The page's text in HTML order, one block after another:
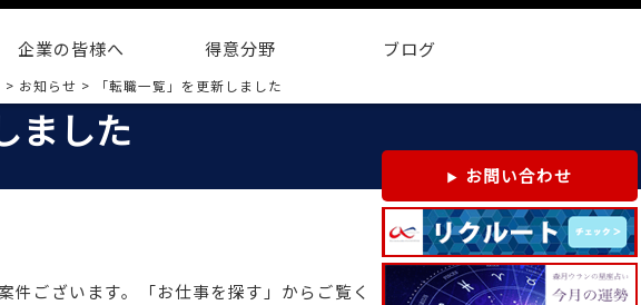
企業の皆様へ 得意分野 ブログ
> お知らせ > 「転職一覧」を更新しました
ました
ございます。「お仕事を探す」からご覧く
お問い合わせ